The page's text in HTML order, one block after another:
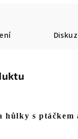
hůlky s ptáčkem